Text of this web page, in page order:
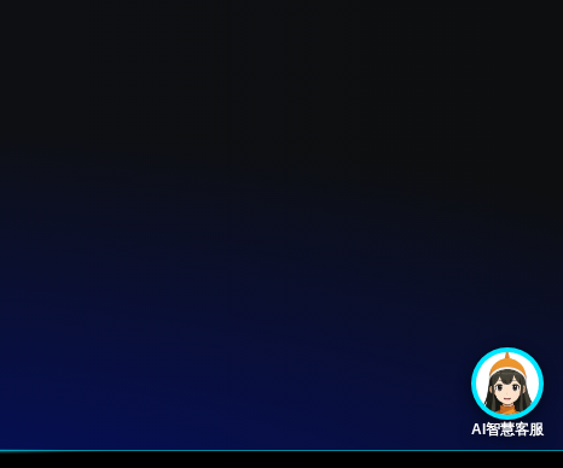
AI智慧客服